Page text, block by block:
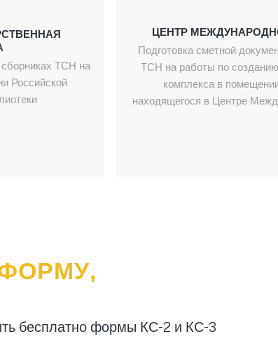
ТСН на
Российской
ЦЕНТР
Подготовка сметной
ТСН на работы по
комплекса в
находящегося в Центре
бесплатно формы КС-2 и КС-3